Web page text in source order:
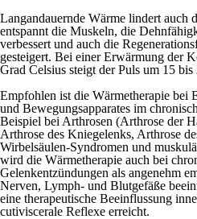
Langandauernde Wärme lindert auch
entspannt die Muskeln, die
verbessert und auch die
gesteigert. Bei einer Erwärmung der
Grad Celsius steigt der Puls um 15
Empfohlen ist die Wärmetherapie bei
und Bewegungsapparates im
Beispiel bei Arthrosen (Arthrose der
Arthrose des Kniegelenks, Arthrose
Wirbelsäulen-Syndromen und
wird die Wärmetherapie auch bei
Gelenkentzündungen als angenehm
Nerven, Lymph- und Blutgefäße
eine therapeutische Beeinflussung
cutiviscerale Reflexe erreicht.